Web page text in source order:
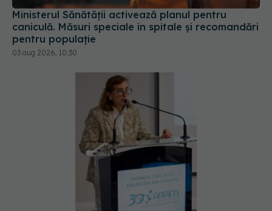
Ministerul Sănătății activează planul pentru
caniculă. Măsuri speciale în spitale și recomandări
pentru populație
03 aug 2026, 10:30